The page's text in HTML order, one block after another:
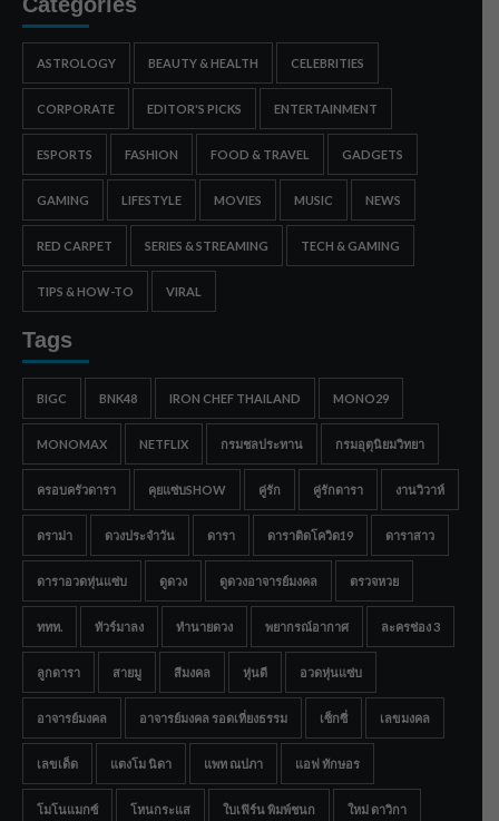
ASTROLOGY BEAUTY & HEALTH CELEBRITIES
CORPORATE EDITOR'S PICKS ENTERTAINMENT
ESPORTS FASHION FOOD & TRAVEL GADGETS
GAMING LIFESTYLE MOVIES MUSIC NEWS
RED CARPET SERIES & STREAMING TECH & GAMING
TIPS & HOW-TO VIRAL
Tags
BIGC BNK48 IRON CHEF THAILAND MONO29
MONOMAX NETFLIX กรมชลประทาน กรมอุตุนิยมวิทยา
ครอบครัวดารา คุยแซ่บSHOW คู่รัก คู่รักดารา งานวิวาห์
ดราม่า ดวงประจำวัน ดารา ดาราติดโควิด19 ดาราสาว
ดาราอวดหุ่นแซ่บ ดูดวง ดูดวงอาจารย์มงคล ตรวจหวย
ททท. ทัวร์มาลง ทำนายดวง พยากรณ์อากาศ ละครช่อง 3
ลูกดารา สายมู สีมงคล หุ่นดี อวดหุ่นแซ่บ
อาจารย์มงคล อาจารย์มงคล รอดเที่ยงธรรม เซ็กซี่ เลขมงคล
เลขเด็ด แตงโม นิดา แพท ณปภา แอฟ ทักษอร
โมโนแมกซ์ โหนกระแส ใบเฟิร์น พิมพ์ชนก ใหม่ ดาวิกา